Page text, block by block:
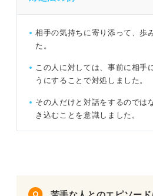
相手の気持ちに寄り添って、歩
た。
この人に対しては、事前に相手
うにすることで対処しました。
その人だけと対話をするのでは
き込むことを意識しました。